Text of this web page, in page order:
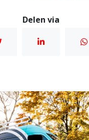
Delen via